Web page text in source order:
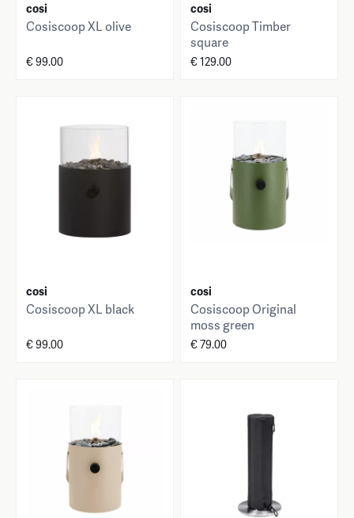
cosi
Cosiscoop XL olive
€ 99.00
cosi
Cosiscoop Timber
square
€ 129.00
cosi
Cosiscoop XL black
€ 99.00
cosi
Cosiscoop Original
moss green
€ 79.00